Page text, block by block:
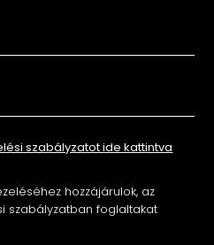
szabályzatot ide kattintva
hozzájárulok, az
foglaltakat